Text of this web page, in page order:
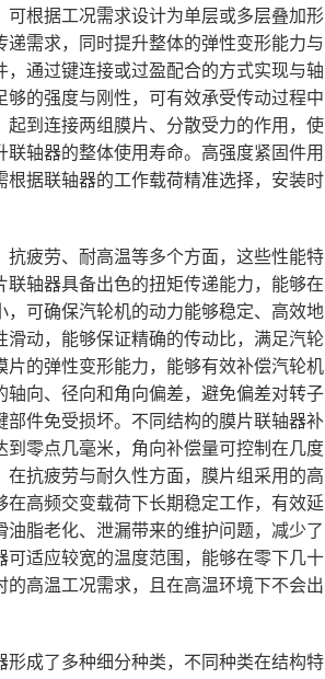
根据工况需求设计为单层或多层叠加形
需求，同时提升整体的弹性变形能力与
通过键连接或过盈配合的方式实现与轴
的强度与刚性，可有效承受传动过程中
到连接两组膜片、分散受力的作用，使
轴器的整体使用寿命。高强度紧固件用
据联轴器的工作载荷精准选择，安装时
疲劳、耐高温等多个方面，这些性能特
轴器具备出色的扭矩传递能力，能够在
可确保汽轮机的动力能够稳定、高效地
动，能够保证精确的传动比，满足汽轮
的弹性变形能力，能够有效补偿汽轮机
向、径向和角向偏差，避免偏差对转子
件免受损坏。不同结构的膜片联轴器补
零点几毫米，角向补偿量可控制在几度
抗疲劳与耐久性方面，膜片组采用的高
高频交变载荷下长期稳定工作，有效延
脂老化、泄漏带来的维护问题，减少了
适应较宽的温度范围，能够在零下几十
高温工况需求，且在高温环境下不会出
成了多种细分种类，不同种类在结构特